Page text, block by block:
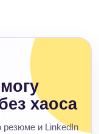
хаоса
резюме и LinkedIn